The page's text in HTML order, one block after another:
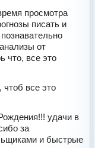
просмотра
писать и
от
что, все это
чтоб все это
удачи в
за
и быстрые